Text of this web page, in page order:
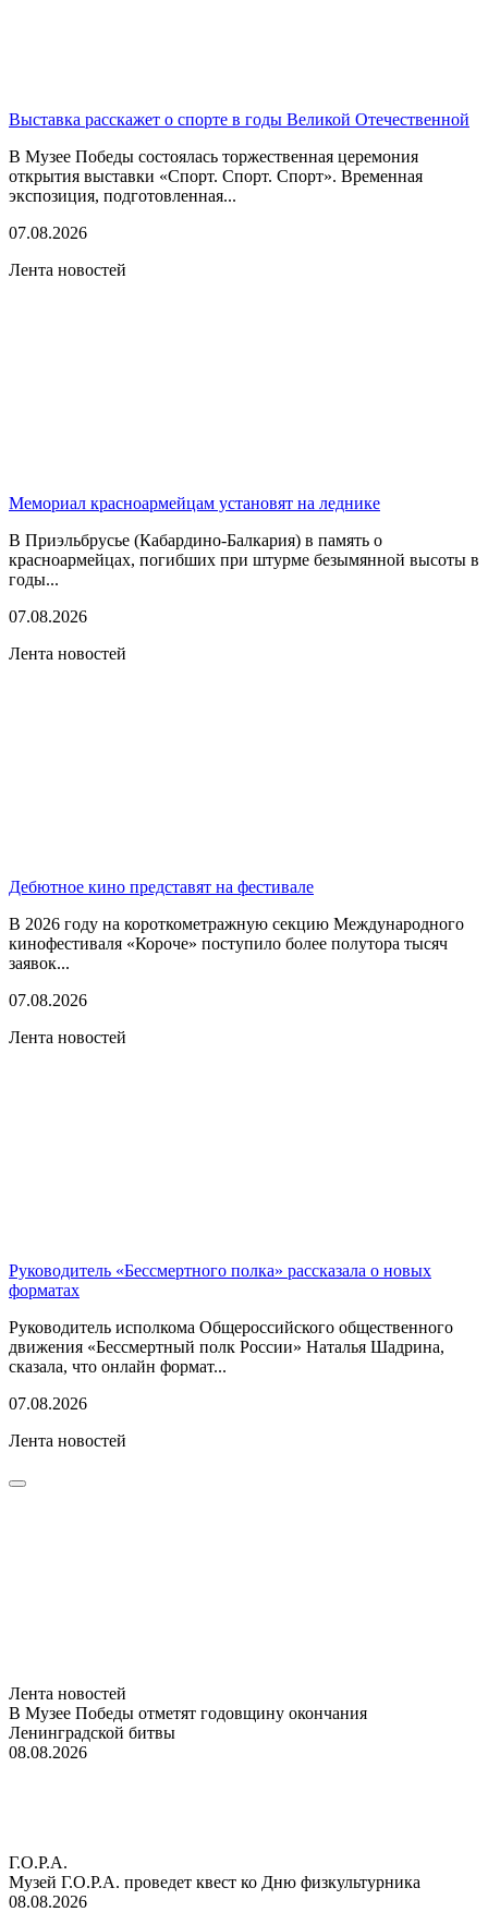
Выставка расскажет о спорте в годы Великой Отечественной
В Музее Победы состоялась торжественная церемония
открытия выставки «Спорт. Спорт. Спорт». Временная
экспозиция, подготовленная...
07.08.2026
Лента новостей
Мемориал красноармейцам установят на леднике
В Приэльбрусье (Кабардино-Балкария) в память о
красноармейцах, погибших при штурме безымянной высоты в
годы...
07.08.2026
Лента новостей
Дебютное кино представят на фестивале
В 2026 году на короткометражную секцию Международного
кинофестиваля «Короче» поступило более полутора тысяч
заявок...
07.08.2026
Лента новостей
Руководитель «Бессмертного полка» рассказала о новых
форматах
Руководитель исполкома Общероссийского общественного
движения «Бессмертный полк России» Наталья Шадрина,
сказала, что онлайн формат...
07.08.2026
Лента новостей
Лента новостей
В Музее Победы отметят годовщину окончания
Ленинградской битвы
08.08.2026
Г.О.Р.А.
Музей Г.О.Р.А. проведет квест ко Дню физкультурника
08.08.2026